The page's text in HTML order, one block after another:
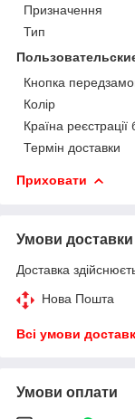
Призначення
Тип
Кнопка
Колір
Країна реєстрації
Термін доставки
Приховати
Умови доставки
Доставка
Нова Пошта
Всі умови
Умови оплати